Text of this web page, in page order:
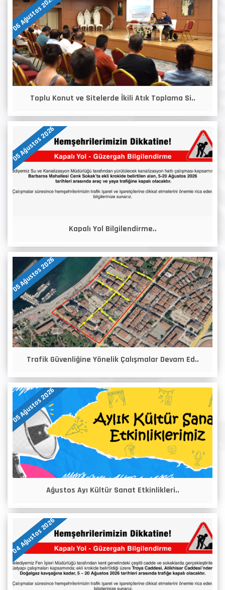
06 Ağustos 2026
Toplu Konut ve Sitelerde İkili Atık Toplama Si..
05 Ağustos 2026
Kapalı Yol Bilgilendirme..
05 Ağustos 2026
Trafik Güvenliğine Yönelik Çalışmalar Devam Ed..
05 Ağustos 2026
Ağustos Ayı Kültür Sanat Etkinlikleri..
04 Ağustos 2026